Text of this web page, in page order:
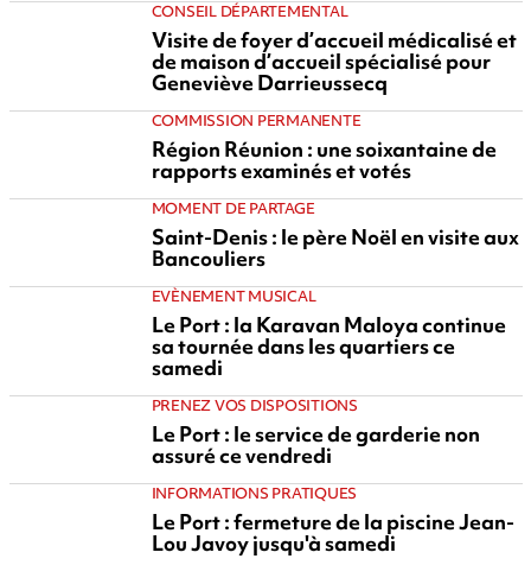
CONSEIL DÉPARTEMENTAL
Visite de foyer d’accueil médicalisé et
de maison d’accueil spécialisé pour
Geneviève Darrieussecq
COMMISSION PERMANENTE
Région Réunion : une soixantaine de
rapports examinés et votés
MOMENT DE PARTAGE
Saint-Denis : le père Noël en visite aux
Bancouliers
EVÈNEMENT MUSICAL
Le Port : la Karavan Maloya continue
sa tournée dans les quartiers ce
samedi
PRENEZ VOS DISPOSITIONS
Le Port : le service de garderie non
assuré ce vendredi
INFORMATIONS PRATIQUES
Le Port : fermeture de la piscine Jean-
Lou Javoy jusqu'à samedi